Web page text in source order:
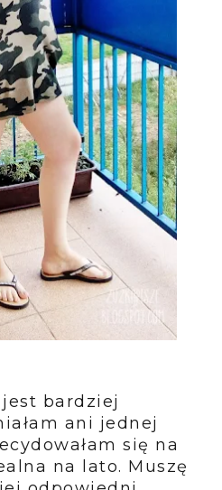
bardziej
ani jednej
się na
na lato. Muszę